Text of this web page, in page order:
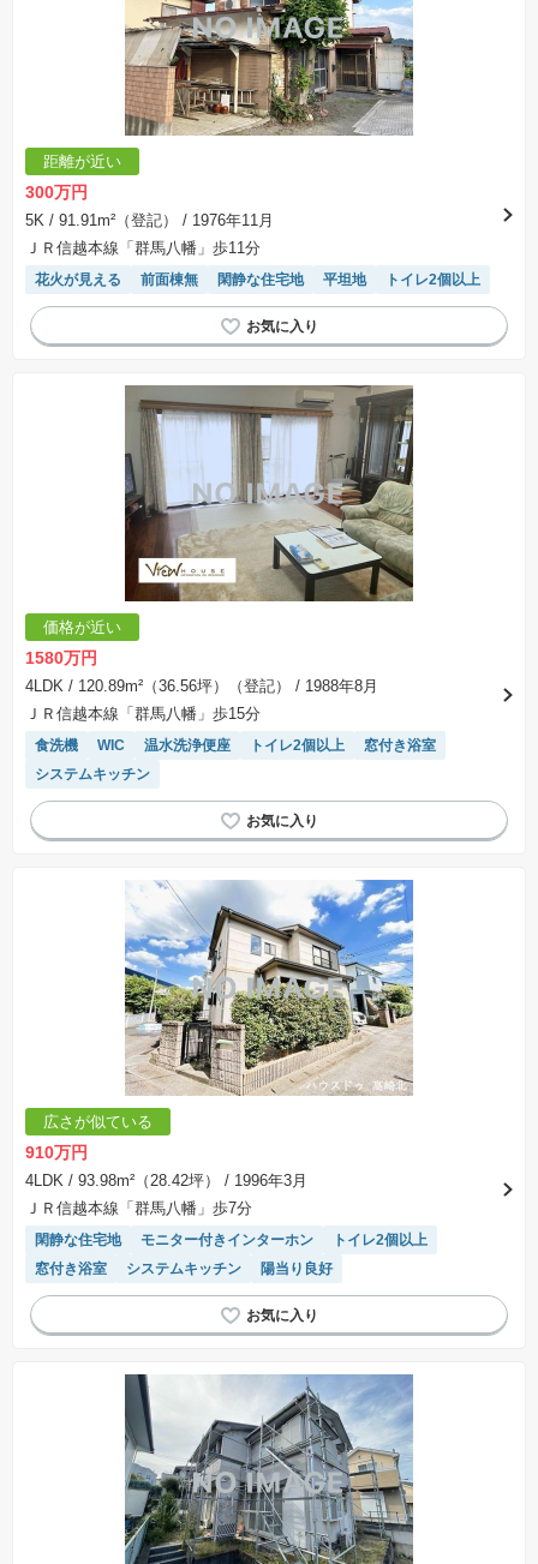
距離が近い
300万円
5K / 91.91m²（登記）
/ 1976年11月
ＪＲ信越本線「群馬八幡」歩11分
花火が見える 前面棟無 閑静な住宅地 平坦地 トイレ2個以上
価格が近い
1580万円
4LDK / 120.89m²（36.56坪）（登記）
/ 1988年8月
ＪＲ信越本線「群馬八幡」歩15分
食洗機 WIC 温水洗浄便座 トイレ2個以上
窓付き浴室
システムキッチン
広さが似ている
910万円
4LDK / 93.98m²（28.42坪）
/ 1996年3月
ＪＲ信越本線「群馬八幡」歩7分
閑静な住宅地 モニター付きインターホン
トイレ2個以上
窓付き浴室
システムキッチン 陽当り良好